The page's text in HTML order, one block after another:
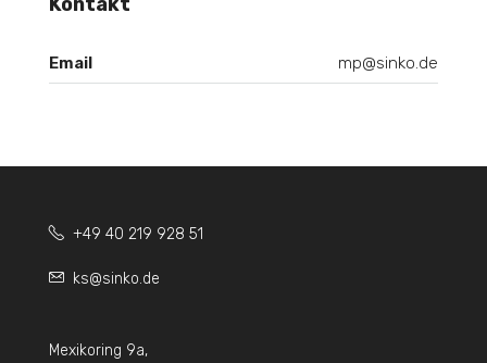
Email mp@sinko.de
+49 40 219 928 51
ks@sinko.de
Mexikoring 9a,